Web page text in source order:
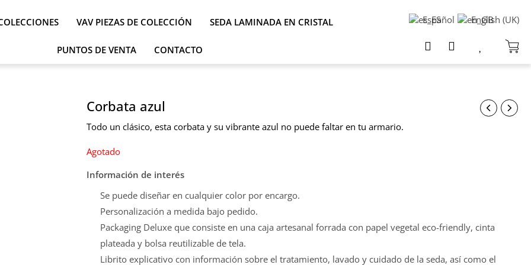
VAV PIEZAS DE COLECCIÓN SEDA LAMINADA EN CRISTAL
PUNTOS DE VENTA CONTACTO
Español English (UK)
Corbata azul
Todo un clásico, esta corbata y su vibrante azul no puede faltar en tu armario.
Agotado
Información de interés
Se puede diseñar en cualquier color por encargo.
Personalización a medida bajo pedido.
Packaging Deluxe que consiste en una caja artesanal forrada con papel vegetal eco-friendly, cinta
plateada y bolsa reutilizable de tela.
Librito explicativo con información sobre el tratamiento, lavado y cuidado de la seda, así como el